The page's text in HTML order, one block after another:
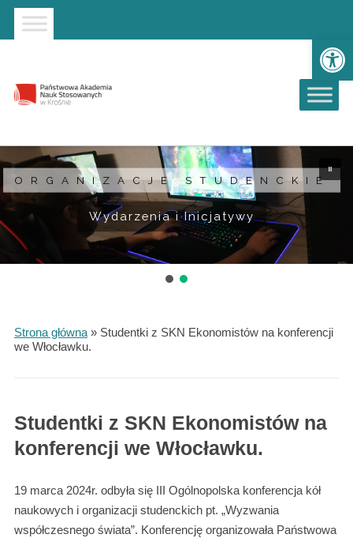
Strona główna
Przejdź do wyszukiwarki
Przejdź do menu głównego
ORGANIZACJE STUDENCKIE
Wydarzenia i Inicjatywy
Strona główna» Studentki z SKN Ekonomistów na konferencji
we Włocławku.
Studentki z SKN Ekonomistów na
konferencji we Włocławku.
19 marca 2024r. odbyła się III Ogólnopolska konferencja kół
naukowych i organizacji studenckich pt. „Wyzwania
współczesnego świata”. Konferencję organizowała Państwowa